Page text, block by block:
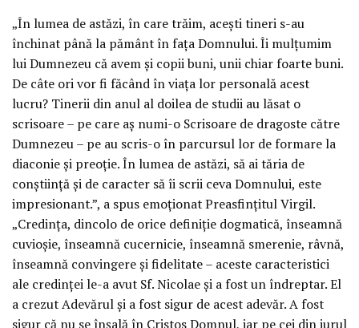
„În lumea de astăzi, în care trăim, acești tineri s-au
închinat până la pământ în fața Domnului. Îi mulțumim
lui Dumnezeu că avem și copii buni, unii chiar foarte buni.
De câte ori vor fi făcând în viața lor personală acest
lucru? Tinerii din anul al doilea de studii au lăsat o
scrisoare – pe care aș numi-o Scrisoare de dragoste către
Dumnezeu – pe au scris-o în parcursul lor de formare la
diaconie și preoție. În lumea de astăzi, să ai tăria de
conștiință și de caracter să îi scrii ceva Domnului, este
impresionant.”, a spus emoționat Preasfințitul Virgil.
„Credința, dincolo de orice definiție dogmatică, înseamnă
cuvioșie, înseamnă cucernicie, înseamnă smerenie, râvnă,
înseamnă convingere și fidelitate – aceste caracteristici
ale credinței le-a avut Sf. Nicolae și a fost un îndreptar. El
a crezut Adevărul și a fost sigur de acest adevăr. A fost
sigur că nu se înșală în Cristos Domnul, iar pe cei din jurul